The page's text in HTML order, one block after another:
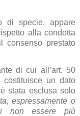
di specie, appare
alla condotta
consenso prestato
di cui all’art. 50
costituisce un dato
stata esclusa solo
espressamente o
non essere più